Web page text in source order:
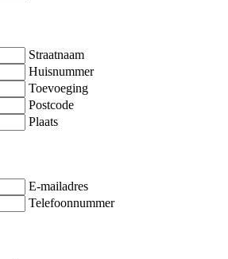
Straatnaam
Huisnummer
Toevoeging
Postcode
Plaats
E-mailadres
Telefoonnummer